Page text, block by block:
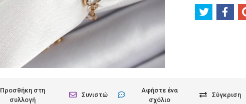
Προσθήκη στη
συλλογή
Συνιστώ
Αφήστε ένα
σχόλιο
Σύγκριση